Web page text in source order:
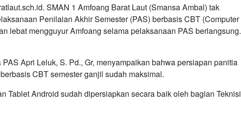
SMAN 1 Amfoang Barat Laut (Smansa Ambal) tak
Penilaian Akhir Semester (PAS) berbasis CBT (Computer
lebat mengguyur Amfoang selama pelaksanaan PAS berlangsung.
Apri Leluk, S. Pd., Gr, menyampaikan bahwa persiapan panitia
CBT semester ganjil sudah maksimal.
Tablet Android sudah dipersiapkan secara baik oleh bagian Teknisi